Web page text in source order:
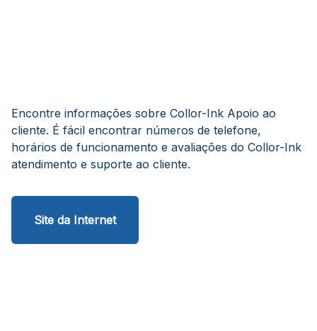
Encontre informações sobre Collor-Ink Apoio ao
cliente. É fácil encontrar números de telefone,
horários de funcionamento e avaliações do Collor-Ink
atendimento e suporte ao cliente.
Site da Internet